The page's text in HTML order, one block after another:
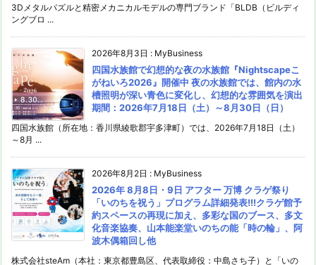
3Dメタルパズルと精密メカニカルモデルの専門ブランド「BLDB（ビルディ
ングブロ ...
2026年8月3日 : MyBusiness
四国水族館で幻想的な夜の水族館『Nightscapeこ
がねいろ2026』開催中 夜の水族館では、館内の水
槽照明が深い青色に変化し、幻想的な雰囲気を演出
期間：2026年7月18日（土）～8月30日（日）
四国水族館（所在地：香川県綾歌郡宇多津町）では、2026年7月18日（土）
～8月 ...
2026年8月2日 : MyBusiness
2026年 8月8日・9日 アフター 万博 クラゲ祭り
「いのちを祝う」プログラム詳細発表!!!クラゲ館予
約スペースの再現に加え、多彩な国のブース、多文
化音楽協奏、山本能楽堂いのちの能「時の輪」、阿
波木偶箱回し他
株式会社steAm（本社：東京都豊島区、代表取締役：中島さち子）と「いの